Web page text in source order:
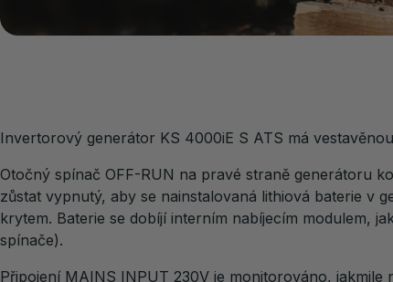
Invertorový generátor KS 4000iE S ATS má
Otočný spínač OFF-RUN na pravé straně generátoru
zůstat vypnutý, aby se nainstalovaná lithiová baterie v
krytem. Baterie se dobíjí interním nabíjecím modulem,
spínače).
Připojení MAINS INPUT 230V je monitorováno,